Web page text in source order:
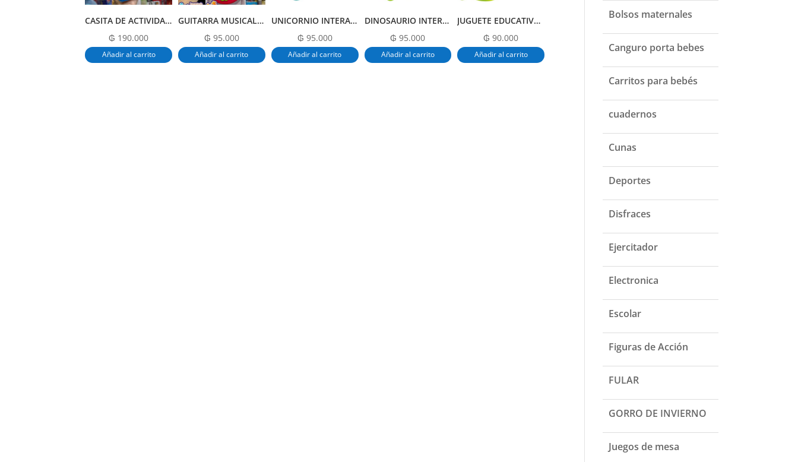
CASITA DE ACTIVIDADES WINFUN
₲ 190.000
Añadir al carrito
GUITARRA MUSICAL DE JUGUETE
₲ 95.000
Añadir al carrito
UNICORNIO INTERACTIVO
₲ 95.000
Añadir al carrito
DINOSAURIO INTERACTIVO
₲ 95.000
Añadir al carrito
JUGUETE EDUCATIVO APILABLE
₲ 90.000
Añadir al carrito
MUÑECO DE TUS PERSONAJES FAVORITOS
150.000
Añadir al carrito
₲70.000
Añadir al carrito
Bolsos maternales
Canguro porta bebes
Carritos para bebés
cuadernos
Cunas
Deportes
Disfraces
Ejercitador
Electronica
Escolar
Figuras de Acción
FULAR
GORRO DE INVIERNO
Juegos de mesa